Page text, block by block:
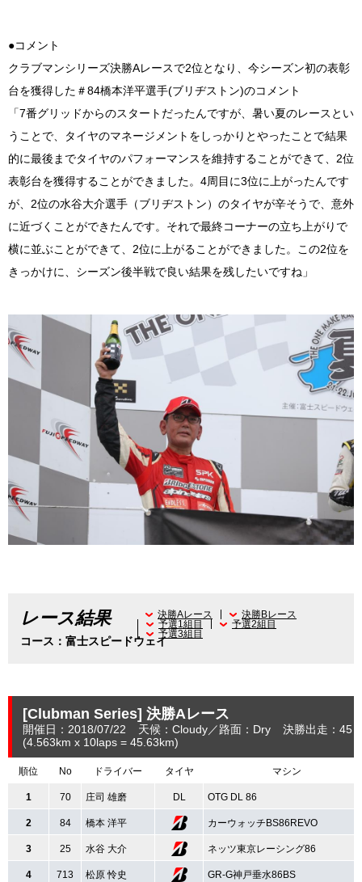
●コメント
クラブマンシリーズ決勝Aレースで2位となり、今シーズン初の表彰
台を獲得した＃84橋本洋平選手(ブリヂストン)のコメント
「7番グリッドからのスタートだったんですが、暑い夏のレースとい
うことで、タイヤのマネージメントをしっかりとやったことで結果
的に最後までタイヤのパフォーマンスを維持することができて、2位
表彰台を獲得することができました。4周目に3位に上がったんです
が、2位の水谷大介選手（ブリヂストン）のタイヤが辛そうで、意外
に近づくことができたんです。それで最終コーナーの立ち上がりで
横に並ぶことができて、2位に上がることができました。この2位を
きっかけに、シーズン後半戦で良い結果を残したいですね」
レース結果
コース：富士スピードウェイ
決勝Aレース
決勝Bレース
予選1組目
予選2組目
予選3組目
[Clubman Series] 決勝Aレース
開催日：2018/07/22 天候：Cloudy 路面：Dry
決勝出走：45
(4.563km x 10laps = 45.63km)
順位 No ドライバー タイヤ マシン
1 70 庄司 雄磨 DL OTG DL 86
2 84 橋本 洋平 カーウォッチBS86REVO
3 25 水谷 大介 ネッツ東京レーシング86
4 713 松原 怜史 GR-G神戸垂水86BS